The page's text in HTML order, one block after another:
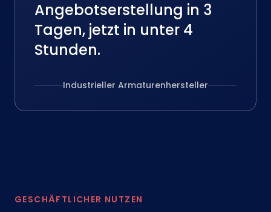
Angebotserstellung in 3
Tagen, jetzt in unter 4
Stunden.
Industrieller Armaturenhersteller
GESCHÄFTLICHER NUTZEN